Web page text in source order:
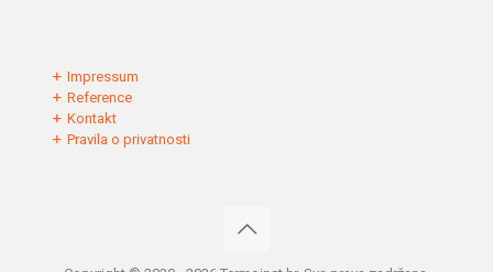
Impressum
Reference
Kontakt
Pravila o privatnosti